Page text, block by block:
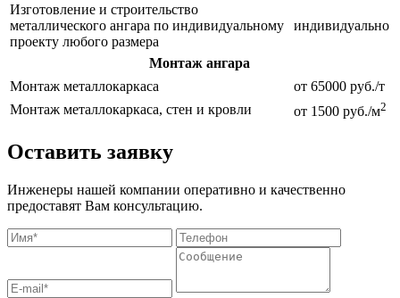
Изготовление и строительство
металлического ангара по индивидуальному
проекту любого размера
индивидуально
Монтаж ангара
Монтаж металлокаркаса
от 65000 руб./т
Монтаж металлокаркаса, стен и кровли
от 1500 руб./м2
Оставить заявку
Инженеры нашей компании оперативно и качественно
предоставят Вам консультацию.